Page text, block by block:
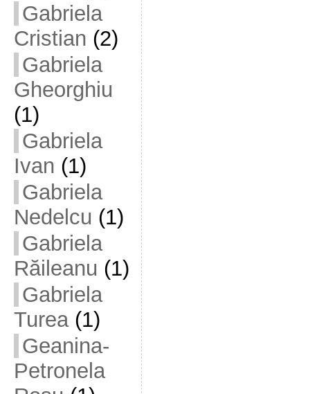
Gabriela
Cristian (2)
Gabriela
Gheorghiu
(1)
Gabriela
Ivan (1)
Gabriela
Nedelcu (1)
Gabriela
Răileanu (1)
Gabriela
Turea(1)
Geanina-
Petronela